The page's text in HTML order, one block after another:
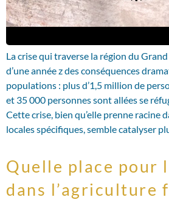
La crise qui traverse la région du
d’une année z des conséquences
populations : plus d’1,5 million de
et 35 000 personnes sont allées se
Cette crise, bien qu’elle prenne racine
locales spécifiques, semble catalyser
Quelle place pour
dans l’agriculture